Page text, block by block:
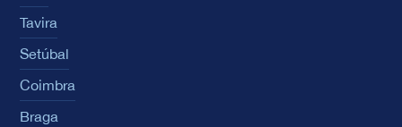
Tavira
Setúbal
Coimbra
Braga